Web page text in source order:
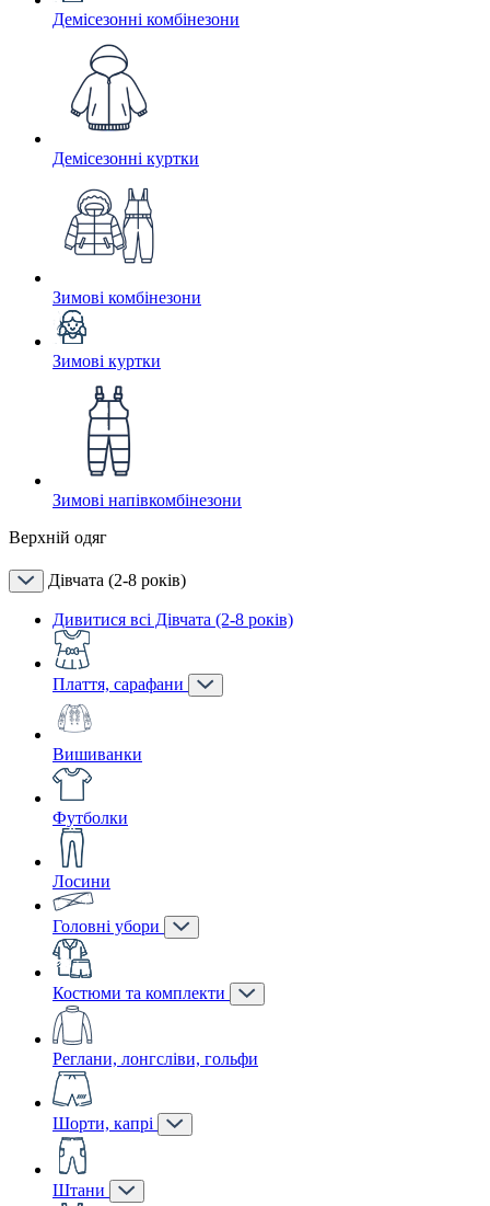
Демісезонні комбінезони
Демісезонні куртки
Зимові комбінезони
Зимові куртки
Зимові напівкомбінезони
Верхній одяг
Дівчата (2-8 років)
Дивитися всі Дівчата (2-8 років)
Плаття, сарафани
Вишиванки
Футболки
Лосини
Головні убори
Костюми та комплекти
Реглани, лонгсліви, гольфи
Шорти, капрі
Штани